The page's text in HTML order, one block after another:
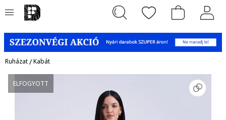
Ruházat/Kabát
ELFOGYOTT